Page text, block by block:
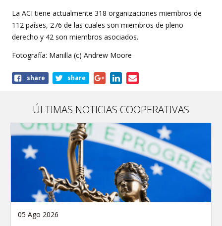
La ACI tiene actualmente 318 organizaciones miembros de
112 países, 276 de las cuales son miembros de pleno
derecho y 42 son miembros asociados.
Fotografía: Manilla (c) Andrew Moore
Shareshare share
ÚLTIMAS NOTICIAS COOPERATIVAS
05 Ago 2026